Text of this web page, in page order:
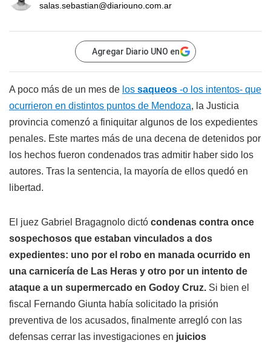
salas.sebastian@diariouno.com.ar
Agregar Diario UNO en
A poco más de un mes de los saqueos -o los intentos- que
ocurrieron en distintos puntos de Mendoza, la Justicia
provincia comenzó a finiquitar algunos de los expedientes
penales. Este martes más de una decena de detenidos por
los hechos fueron condenados tras admitir haber sido los
autores. Tras la sentencia, la mayoría de ellos quedó en
libertad.
El juez Gabriel Bragagnolo dictó condenas contra once
sospechosos que estaban vinculados a dos
expedientes: uno por el robo en manada ocurrido en
una carnicería de Las Heras y otro por un intento de
ataque a un supermercado en Godoy Cruz. Si bien el
fiscal Fernando Giunta había solicitado la prisión
preventiva de los acusados, finalmente arregló con las
defensas cerrar las investigaciones en juicios